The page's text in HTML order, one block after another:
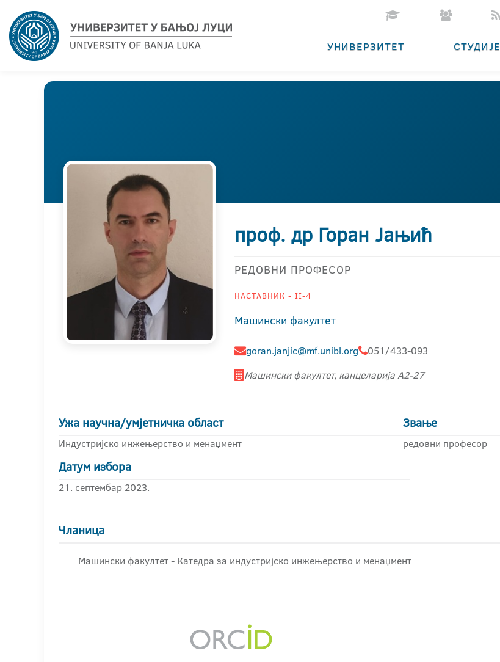
УНИВЕРЗИТЕТ СТУДИЈЕ
проф. др Горан Јањић
РЕДОВНИ ПРОФЕСОР
НАСТАВНИК - II-4
Машински факултет
goran.janjic@mf.unibl.org
051/433-093
Машински факултет, канцеларија А2-27
Ужа научна/умјетничка област
Индустријско инжењерство и менаџмент
Звање
редовни професор
Датум избора
21. септембар 2023.
Чланица
Машински факултет - Катедра за индустријско инжењерство и менаџмент